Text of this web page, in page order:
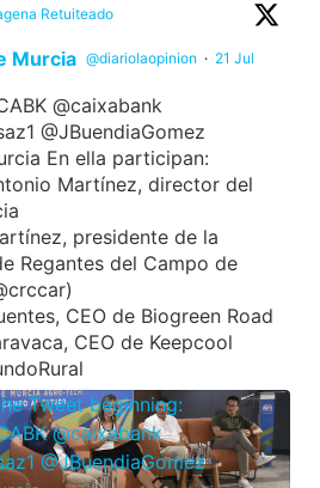
Retuiteado
Murcia @diariolaopinion · 21 Jul
@caixabank
@JBuendiaGomez
En ella participan:
Martínez, director del
presidente de la
Regantes del Campo de
CEO de Biogreen Road
CEO de Keepcool